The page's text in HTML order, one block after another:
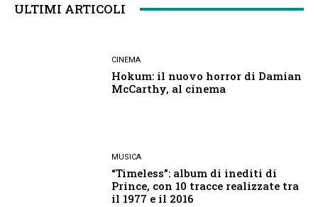
ULTIMI ARTICOLI
CINEMA
Hokum: il nuovo horror di Damian
McCarthy, al cinema
MUSICA
“Timeless”: album di inediti di
Prince, con 10 tracce realizzate tra
il 1977 e il 2016